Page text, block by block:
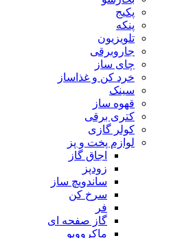
پکیج
پنکه
تلویزیون
جاروبرقی
چای ساز
خرد کن و غذاساز
سینک
قهوه ساز
کتری برقی
کولر گازی
لوازم پخت و پز
اجاق گاز
زودپز
ساندویچ ساز
سرخ کن
فر
گاز صفحه ای
ماکروویو